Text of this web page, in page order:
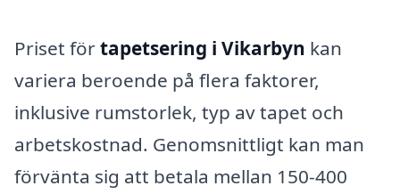
Priset förtapetsering i Vikarbyn kan
variera beroende på flera faktorer,
inklusive rumstorlek, typ av tapet och
arbetskostnad. Genomsnittligt kan man
förvänta sig att betala mellan 150-400